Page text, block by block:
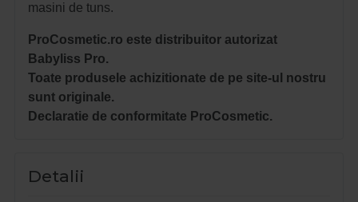
masini de tuns.
ProCosmetic.ro este distribuitor autorizat
Babyliss Pro.
Toate produsele achizitionate de pe site-ul nostru
sunt originale.
Declaratie de conformitate ProCosmetic.
Detalii